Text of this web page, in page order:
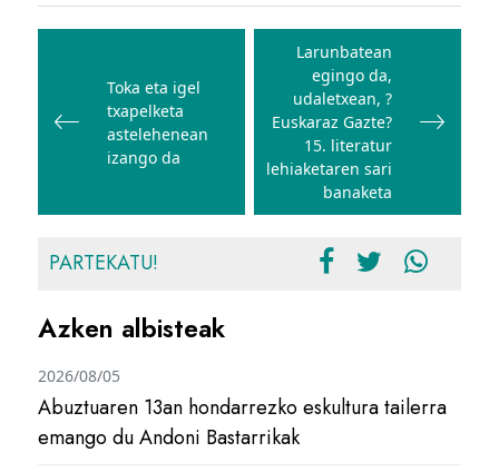
Bidalketetan
nabigatuToka eta igel
txapelketa
astelehenean
izango da
Larunbatean
egingo da,
udaletxean, ?
Euskaraz Gazte?
15. literatur
lehiaketaren sari
banaketa
PARTEKATU!
Azken albisteak
Abuztuaren 13an hondarrezko eskultura tailerra
emango du Andoni Bastarrikak
2026/08/05